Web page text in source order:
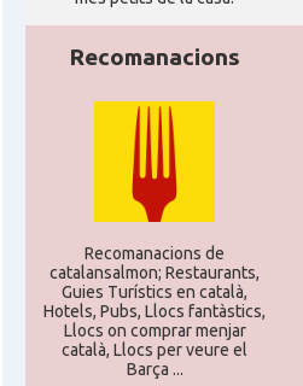
Recomanacions
Recomanacions de
catalansalmon; Restaurants,
Guies Turístics en català,
Hotels, Pubs, Llocs fantàstics,
Llocs on comprar menjar
català, Llocs per veure el
Barça ...